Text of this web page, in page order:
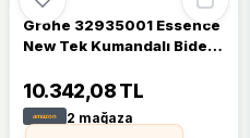
Grohe 32935001 Essence
New Tek Kumandalı Bide
10.342,08 TL
2 mağaza